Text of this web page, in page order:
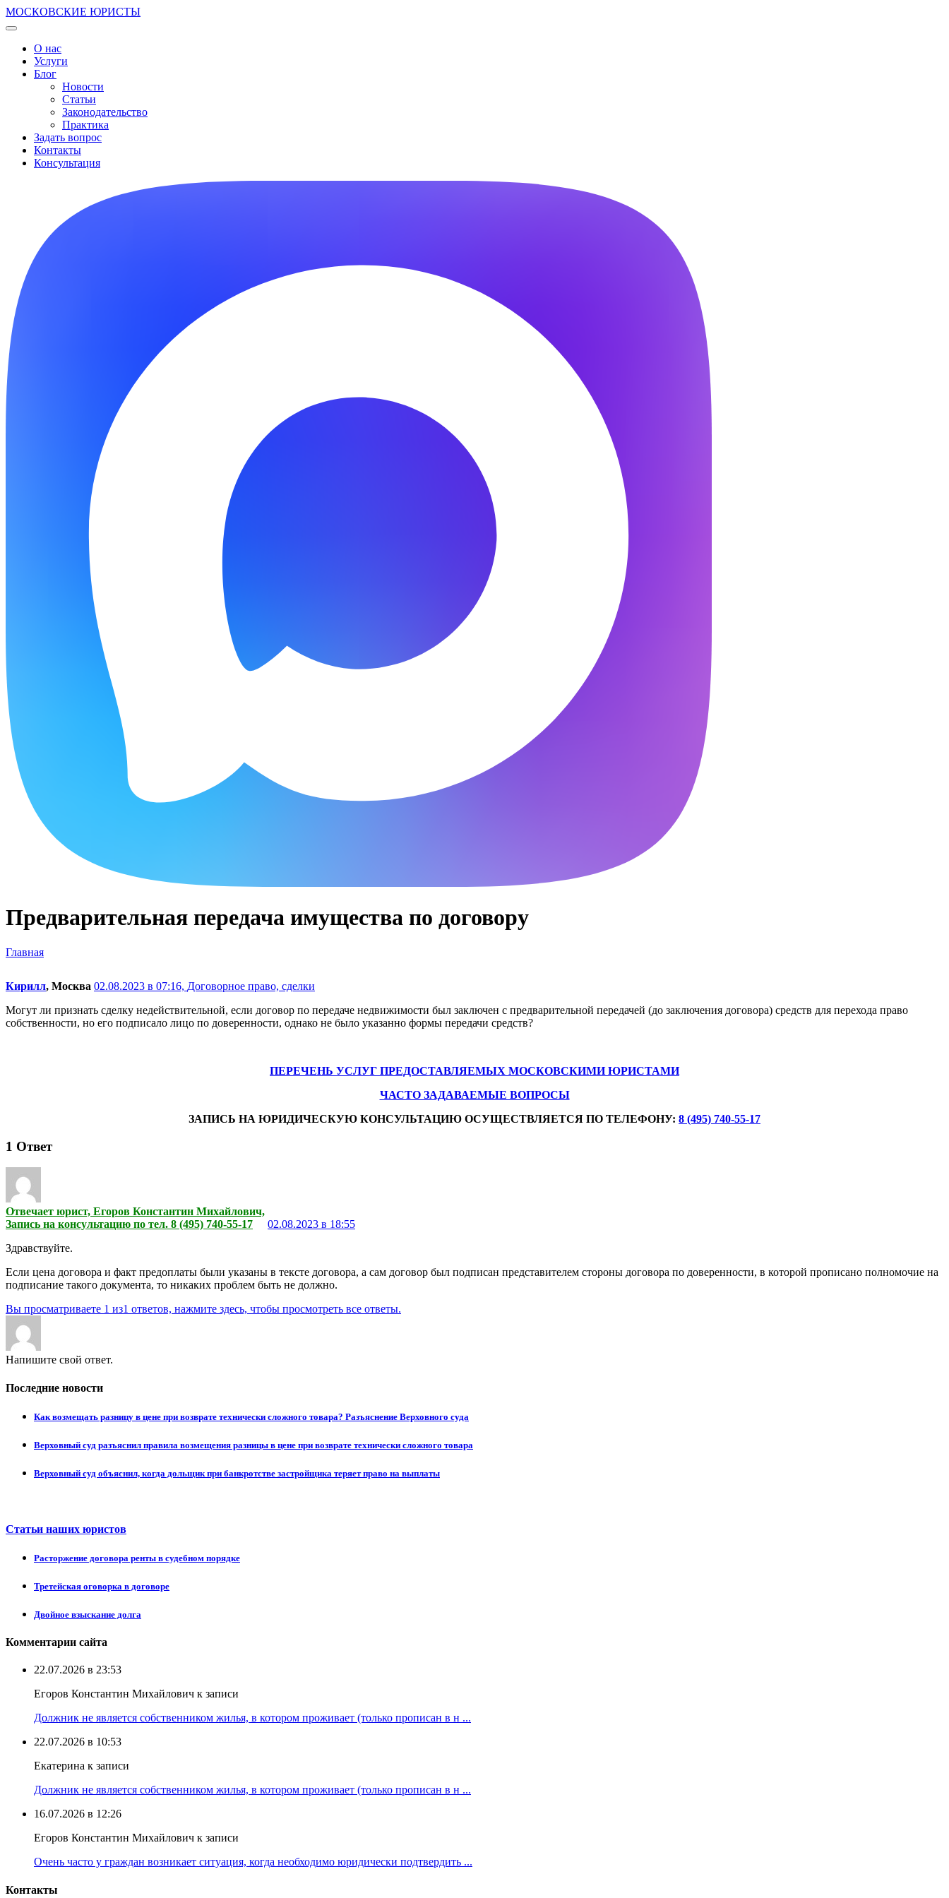
МОСКОВСКИЕ ЮРИСТЫ
О нас
Услуги
Блог
Новости
Статьи
Законодательство
Практика
Задать вопрос
Контакты
Консультация
Предварительная передача имущества по договору
Главная
Кирилл, Москва 02.08.2023 в 07:16, Договорное право, сделки
Могут ли признать сделку недействительной, если договор по передаче недвижимости был заключен с предварительной передачей (до заключения договора) средств для перехода право
собственности, но его подписало лицо по доверенности, однако не было указанно формы передачи средств?
ПЕРЕЧЕНЬ УСЛУГ ПРЕДОСТАВЛЯЕМЫХ МОСКОВСКИМИ ЮРИСТАМИ
ЧАСТО ЗАДАВАЕМЫЕ ВОПРОСЫ
ЗАПИСЬ НА ЮРИДИЧЕСКУЮ КОНСУЛЬТАЦИЮ ОСУЩЕСТВЛЯЕТСЯ ПО ТЕЛЕФОНУ: 8 (495) 740-55-17
1 Ответ
Отвечает юрист, Егоров Константин Михайлович,
Запись на консультацию по тел. 8 (495) 740-55-17
02.08.2023 в 18:55
Здравствуйте.
Если цена договора и факт предоплаты были указаны в тексте договора, а сам договор был подписан представителем стороны договора по доверенности, в которой прописано полномочие на
подписание такого документа, то никаких проблем быть не должно.
Вы просматриваете 1 из1 ответов, нажмите здесь, чтобы просмотреть все ответы.
Напишите свой ответ.
Последние новости
Как возмещать разницу в цене при возврате технически сложного товара? Разъяснение Верховного суда
Верховный суд разъяснил правила возмещения разницы в цене при возврате технически сложного товара
Верховный суд объяснил, когда дольщик при банкротстве застройщика теряет право на выплаты
Статьи наших юристов
Расторжение договора ренты в судебном порядке
Третейская оговорка в договоре
Двойное взыскание долга
Комментарии сайта
22.07.2026 в 23:53
Егоров Константин Михайлович к записи
Должник не является собственником жилья, в котором проживает (только прописан в н ...
22.07.2026 в 10:53
Екатерина к записи
Должник не является собственником жилья, в котором проживает (только прописан в н ...
16.07.2026 в 12:26
Егоров Константин Михайлович к записи
Очень часто у граждан возникает ситуация, когда необходимо юридически подтвердить ...
Контакты